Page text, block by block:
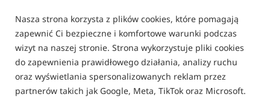
Nasza strona korzysta z plików cookies, które pomagają
zapewnić Ci bezpieczne i komfortowe warunki podczas
wizyt na naszej stronie. Strona wykorzystuje pliki cookies
do zapewnienia prawidłowego działania, analizy ruchu
oraz wyświetlania spersonalizowanych reklam przez
partnerów takich jak Google, Meta, TikTok oraz Microsoft.